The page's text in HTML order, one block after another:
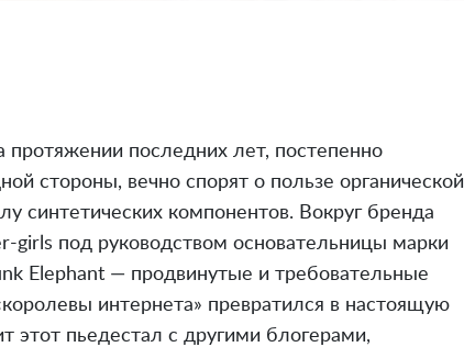
последних лет, постепенно
стороны, вечно спорят о пользе органической
синтетических компонентов. Вокруг бренда
girls под руководством основательницы марки
Elephant — продвинутые и требовательные
интернета» превратился в настоящую
пьедестал с другими блогерами,